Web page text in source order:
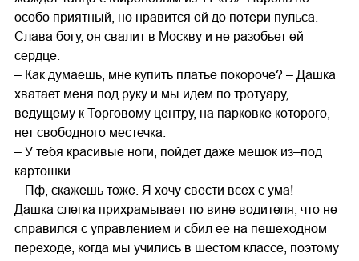
особо приятный, но нравится ей до потери пульса.
Слава богу, он свалит в Москву и не разобьет ей
сердце.
– Как думаешь, мне купить платье покороче? – Дашка
хватает меня под руку и мы идем по тротуару,
ведущему к Торговому центру, на парковке которого,
нет свободного местечка.
– У тебя красивые ноги, пойдет даже мешок из–под
картошки.
– Пф, скажешь тоже. Я хочу свести всех с ума!
Дашка слегка прихрамывает по вине водителя, что не
справился с управлением и сбил ее на пешеходном
переходе, когда мы учились в шестом классе, поэтому